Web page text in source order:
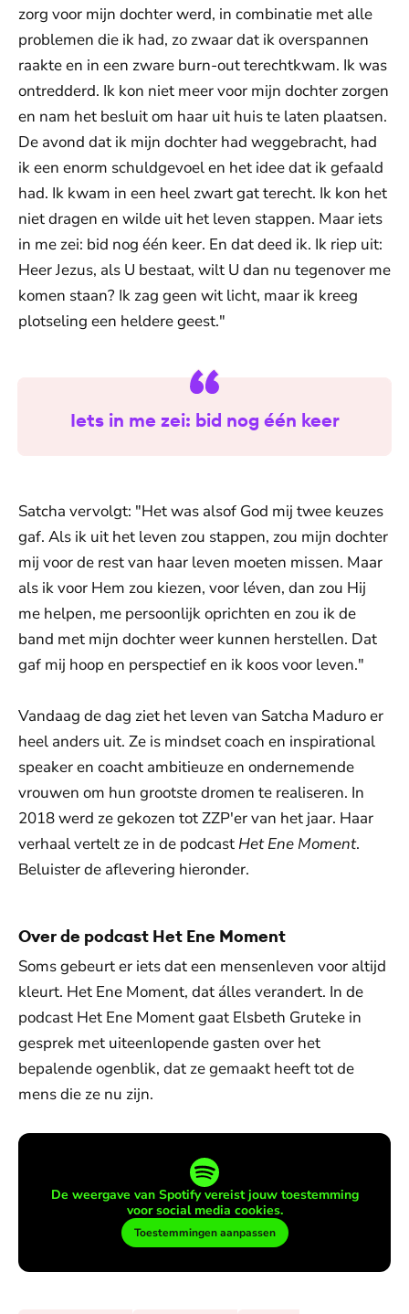
zorg voor mijn dochter werd, in combinatie met alle
problemen die ik had, zo zwaar dat ik overspannen
raakte en in een zware burn-out terechtkwam. Ik was
ontredderd. Ik kon niet meer voor mijn dochter zorgen
en nam het besluit om haar uit huis te laten plaatsen.
De avond dat ik mijn dochter had weggebracht, had
ik een enorm schuldgevoel en het idee dat ik gefaald
had. Ik kwam in een heel zwart gat terecht. Ik kon het
niet dragen en wilde uit het leven stappen. Maar iets
in me zei: bid nog één keer. En dat deed ik. Ik riep uit:
Heer Jezus, als U bestaat, wilt U dan nu tegenover me
komen staan? Ik zag geen wit licht, maar ik kreeg
plotseling een heldere geest."
Iets in me zei: bid nog één keer
Satcha vervolgt: "Het was alsof God mij twee keuzes
gaf. Als ik uit het leven zou stappen, zou mijn dochter
mij voor de rest van haar leven moeten missen. Maar
als ik voor Hem zou kiezen, voor léven, dan zou Hij
me helpen, me persoonlijk oprichten en zou ik de
band met mijn dochter weer kunnen herstellen. Dat
gaf mij hoop en perspectief en ik koos voor leven."
Vandaag de dag ziet het leven van Satcha Maduro er
heel anders uit. Ze is mindset coach en inspirational
speaker en coacht ambitieuze en ondernemende
vrouwen om hun grootste dromen te realiseren. In
2018 werd ze gekozen tot ZZP'er van het jaar. Haar
verhaal vertelt ze in de podcast Het Ene Moment.
Beluister de aflevering hieronder.
Over de podcast Het Ene Moment
Soms gebeurt er iets dat een mensenleven voor altijd
kleurt. Het Ene Moment, dat álles verandert. In de
podcast Het Ene Moment gaat Elsbeth Gruteke in
gesprek met uiteenlopende gasten over het
bepalende ogenblik, dat ze gemaakt heeft tot de
mens die ze nu zijn.
De weergave van Spotify vereist jouw toestemming
voor social media cookies.
Toestemmingen aanpassen